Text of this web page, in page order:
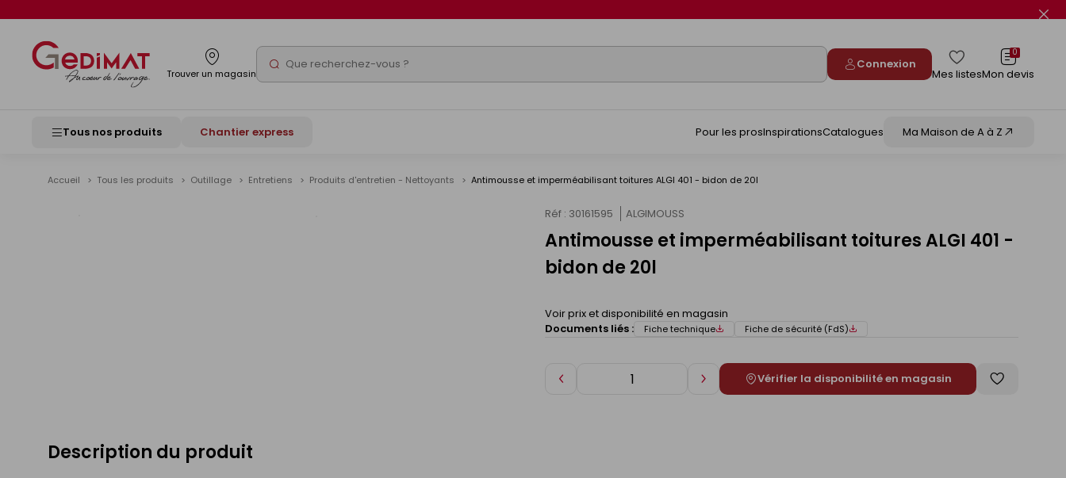
Trouver un magasin Rechercher Connexion
Mes listes
0
Mon devis
Tous nos produits Chantier express Pour les prosInspirationsCatalogues Ma Maison de A à Z
Accueil Tous les produits Outillage Entretiens Produits d'entretien - Nettoyants Antimousse et imperméabilisant toitures ALGI 401 - bidon de 20l
Réf : 30161595 ALGIMOUSS
Antimousse et imperméabilisant toitures ALGI 401 -
bidon de 20l
Voir prix et disponibilité en magasin
Documents liés :
Fiche technique Fiche de sécurité (FdS)
Diminuer AugmenterVérifier la disponibilité en magasin
Enregistrer
Description du produit